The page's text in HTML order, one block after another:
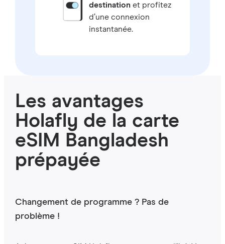
destinationet profitez
d’une connexion
instantanée.
Les avantages
Holafly de la carte
eSIM Bangladesh
prépayée
Changement de programme ? Pas de
problème !